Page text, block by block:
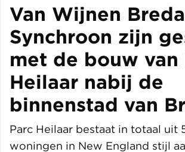
Van Wijnen
Synchroon zijn
met de bouw van
Heilaar nabij de
binnenstad van
Parc Heilaar bestaat in totaal uit
woningen in New England stijl